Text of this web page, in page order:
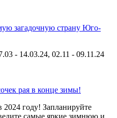
загадочную страну Юго-
- 14.03.24, 02.11 - 09.11.24
рая в конце зимы!
году! Запланируйте
самые яркие зимнюю и